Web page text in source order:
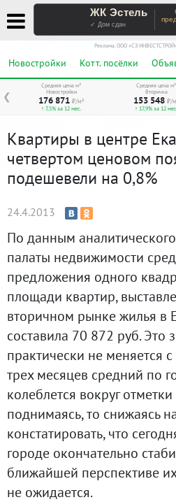
ЖК Эстель
✓ Дом сдан
Реклама. ООО «СЗ
Новостройки Котт. посёлки
❮
Средняя цена м²
Новостройки
176 871 ₽/м²
↑ 7,5% за 12 мес.
Средняя цена м²
Вторичка
153 548 ₽/
↑ 17,9% за 12
Квартиры в центре
четвертом ценовом
подешевели на 0,8%
24.4.2013
По данным
палаты недвижимости
предложения одного
площади квартир,
вторичном рынке жилья в
составила 70 872 руб. Это
практически не меняется
трех месяцев средний по
колеблется вокруг
поднимаясь, то снижаясь
констатировать, что
городе окончательно
ближайшей перспективе
не ожидается.